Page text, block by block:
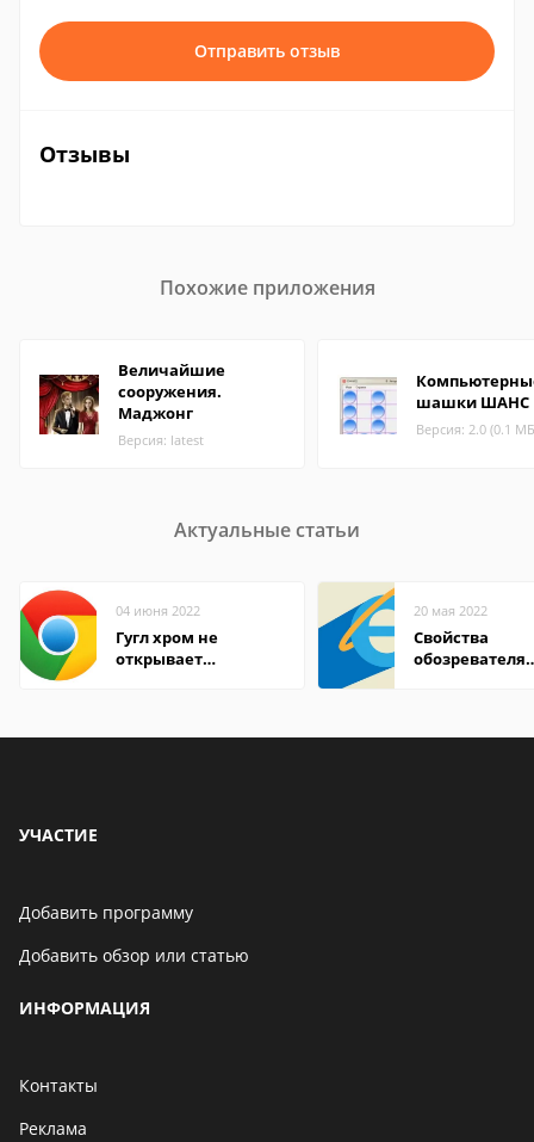
Отправить отзыв
Отзывы
Похожие приложения
Величайшие
сооружения.
Маджонг
Версия: latest
шашки ШАНС
Версия: 2.0 (0.1
Актуальные статьи
04 июня 2022
Гугл хром не
открывает
20 мая 2022
Свойства
обозревателя
УЧАСТИЕ
Добавить программу
Добавить обзор или статью
ИНФОРМАЦИЯ
Контакты
Реклама